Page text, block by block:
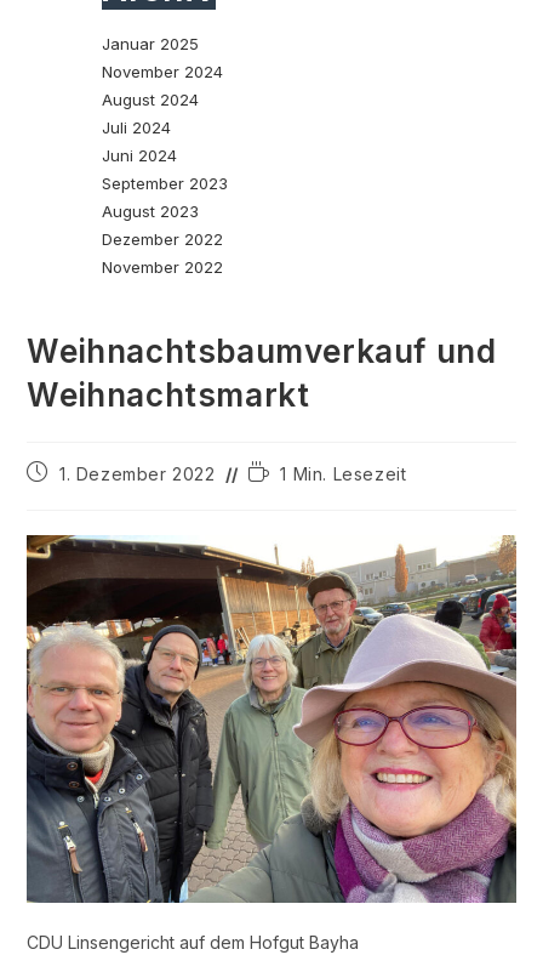
Januar 2025
November 2024
August 2024
Juli 2024
Juni 2024
September 2023
August 2023
Dezember 2022
November 2022
Weihnachtsbaumverkauf und
Weihnachtsmarkt
Beitrag1. Dezember 2022 Lesedauer:
1 Min. Lesezeit
CDU Linsengericht auf dem Hofgut Bayha